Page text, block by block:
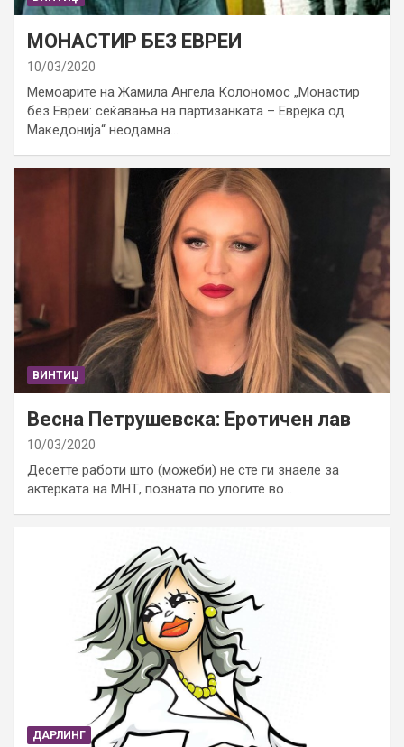
МОНАСТИР БЕЗ ЕВРЕИ
10/03/2020
Мемоарите на Жамила Ангела Колономос „Монастир
без Евреи: сеќавања на партизанката – Еврејка од
Македонија“ неодамна…
ВИНТИЏ
Весна Петрушевска: Еротичен лав
10/03/2020
Десетте работи што (можеби) не сте ги знаеле за
актерката на МНТ, позната по улогите во…
ДАРЛИНГ